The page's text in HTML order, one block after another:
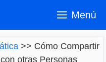
Menú
>> Cómo Compartir
otras Personas